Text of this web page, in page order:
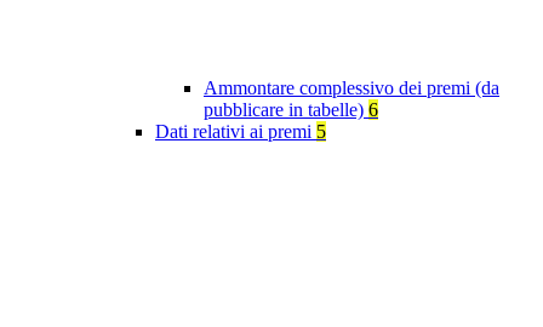
Ammontare complessivo dei premi (da
pubblicare in tabelle) 6
Dati relativi ai premi 5